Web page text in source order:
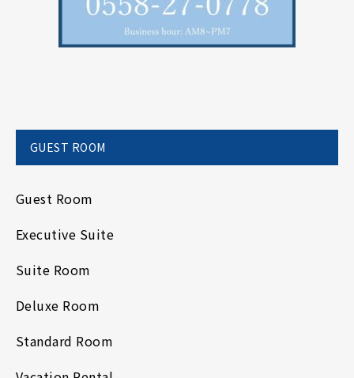
GUEST ROOM
Guest Room
Executive Suite
Suite Room
Deluxe Room
Standard Room